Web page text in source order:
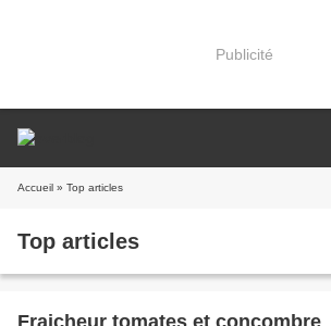
Publicité
Accueil » Top articles
Top articles
Fraicheur tomates et concombre